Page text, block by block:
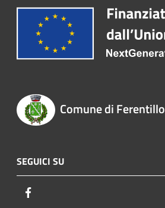
Comune di Ferentillo
SEGUICI SU